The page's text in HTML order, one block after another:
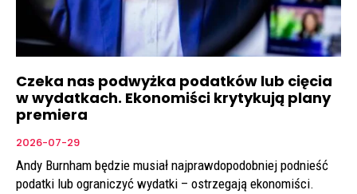
Czeka nas podwyżka podatków lub cięcia
w wydatkach. Ekonomiści krytykują plany
premiera
2026-07-29
Andy Burnham będzie musiał najprawdopodobniej podnieść
podatki lub ograniczyć wydatki – ostrzegają ekonomiści.